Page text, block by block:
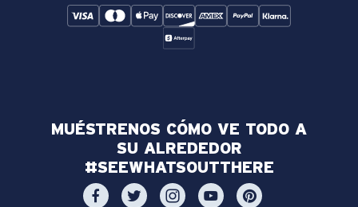
MUÉSTRENOS CÓMO VE TODO A
SU ALREDEDOR
#SEEWHATSOUTTHERE